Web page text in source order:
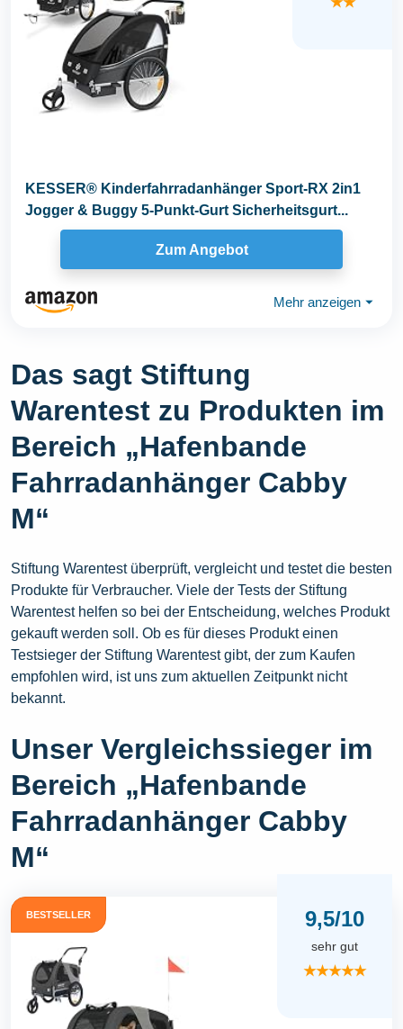
KESSER® Kinderfahrradanhänger Sport-RX 2in1
Jogger & Buggy 5-Punkt-Gurt Sicherheitsgurt...
Zum Angebot
Mehr anzeigen ⏷
Das sagt Stiftung
Warentest zu Produkten im
Bereich „Hafenbande
Fahrradanhänger Cabby
M“
Stiftung Warentest überprüft, vergleicht und testet die besten
Produkte für Verbraucher. Viele der Tests der Stiftung
Warentest helfen so bei der Entscheidung, welches Produkt
gekauft werden soll. Ob es für dieses Produkt einen
Testsieger der Stiftung Warentest gibt, der zum Kaufen
empfohlen wird, ist uns zum aktuellen Zeitpunkt nicht
bekannt.
Unser Vergleichssieger im
Bereich „Hafenbande
Fahrradanhänger Cabby
M“
BESTSELLER 9,5/10
sehr gut
★★★★★